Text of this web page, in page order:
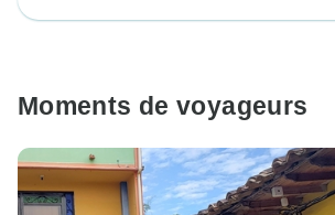
Moments de voyageurs